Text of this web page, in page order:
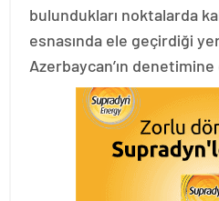
bulundukları noktalarda
esnasında ele geçirdiği
Azerbaycan’ın